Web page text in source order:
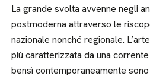
La grande svolta avvenne negli
postmoderna attraverso le
nazionale nonché regionale.
più caratterizzata da una
bensì contemporaneamente